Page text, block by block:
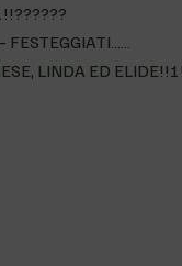
LINDA ED ELIDE!!!!